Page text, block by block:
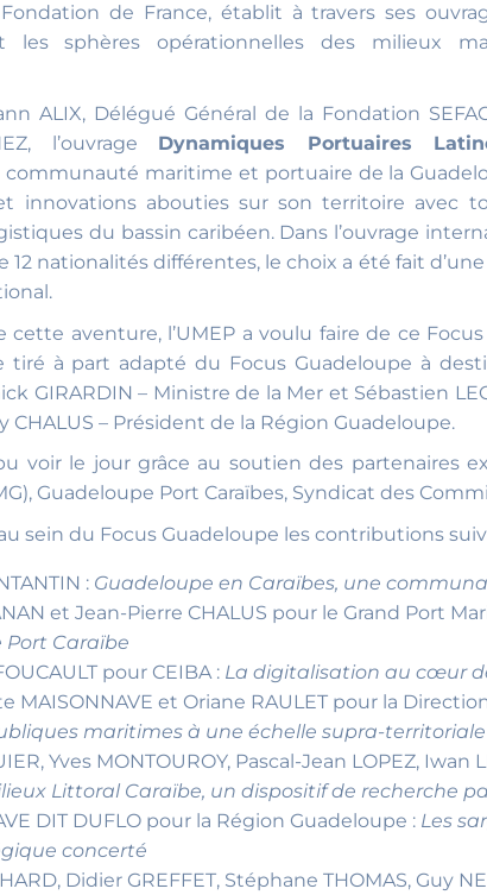
de France, établit à travers ses
les sphères opérationnelles des milieux
ALIX, Délégué Général de la Fondation
l’ouvrage Dynamiques Portuaires
communauté maritime et portuaire de la
innovations abouties sur son territoire avec
du bassin caribéen. Dans l’ouvrage
12 nationalités différentes, le choix a été fait
cette aventure, l’UMEP a voulu faire de ce
tiré à part adapté du Focus Guadeloupe à
GIRARDIN – Ministre de la Mer et Sébastien
CHALUS – Président de la Région Guadeloupe.
voir le jour grâce au soutien des partenaires
Guadeloupe Port Caraïbes, Syndicat des
sein du Focus Guadeloupe les contributions
: Guadeloupe en Caraïbes, une
et Jean-Pierre CHALUS pour le Grand Port
Port Caraïbe
pour CEIBA : La digitalisation au cœur
MAISONNAVE et Oriane RAULET pour la
maritimes à une échelle supra-territoriale
Yves MONTOUROY, Pascal-Jean LOPEZ,
Littoral Caraïbe, un dispositif de recherche
DIT DUFLO pour la Région Guadeloupe : Les
concerté
Didier GREFFET, Stéphane THOMAS, Guy